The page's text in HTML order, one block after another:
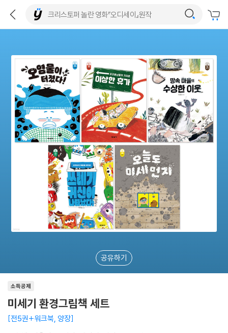
공유하기
소득공제
미세기 환경그림책 세트
전5권+워크북, 양장